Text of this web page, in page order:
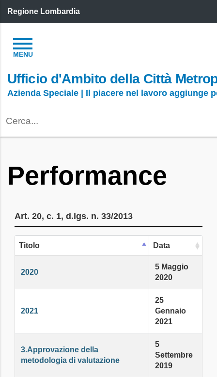
Regione Lombardia
Ufficio d'Ambito della Città
Azienda Speciale | Il piacere nel lavoro aggiunge
Performance
Art. 20, c. 1, d.lgs. n. 33/2013
Titolo Data
2020
5 Maggio
2020
2021
25
Gennaio
2021
3.Approvazione della
metodologia di valutazione
5
Settembre
2019